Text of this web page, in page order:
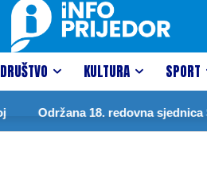
DRUŠTVO KULTURA SPORT
Održana 18. redovna sjednica